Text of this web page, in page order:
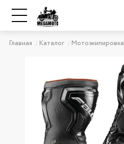
Главная Каталог Мотоэкипировка